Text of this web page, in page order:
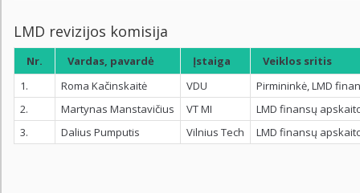
LMD revizijos komisija
Nr. Vardas, pavardė Įstaiga
Veiklos sritis
1.
Roma Kačinskaitė VDU
Pirmininkė, LMD
2.
Martynas Manstavičius VT MI
LMD finansų
3.
Dalius Pumputis Vilnius Tech LMD finansų